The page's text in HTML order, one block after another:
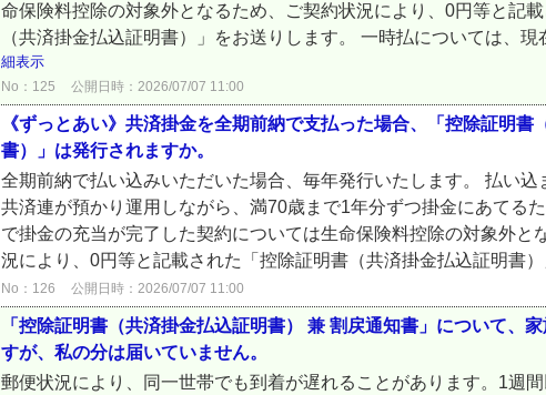
命保険料控除の対象外となるため、ご契約状況により、0円等と記
（共済掛金払込証明書）」をお送りします。 一時払については、現
細表示
No：125 公開日時：2026/07/07 11:00
《ずっとあい》共済掛金を全期前納で支払った場合、「控除証明書
書）」は発行されますか。
全期前納で払い込みいただいた場合、毎年発行いたします。 払い込
共済連が預かり運用しながら、満70歳まで1年分ずつ掛金にあてる
で掛金の充当が完了した契約については生命保険料控除の対象外と
況により、0円等と記載された「控除証明書（共済掛金払込証明書）
No：126 公開日時：2026/07/07 11:00
「控除証明書（共済掛金払込証明書） 兼 割戻通知書」について、
すが、私の分は届いていません。
郵便状況により、同一世帯でも到着が遅れることがあります。1週